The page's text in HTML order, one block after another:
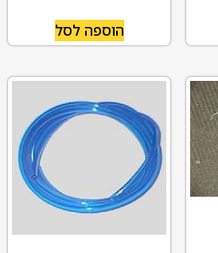
הוספה לסל